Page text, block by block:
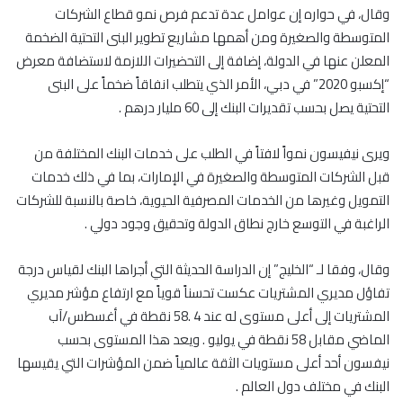
وقال، في حواره إن عوامل عدة تدعم فرص نمو قطاع الشركات
المتوسطة والصغيرة ومن أهمها مشاريع تطوير البنى التحتية الضخمة
المعلن عنها في الدولة، إضافة إلى التحضيرات اللازمة لاستضافة معرض
“إكسبو 2020” في دبي، الأمر الذي يتطلب انفاقاً ضخماً على البنى
التحتية يصل بحسب تقديرات البنك إلى 60 مليار درهم .
ويرى نيفيسون نمواً لافتاً في الطلب على خدمات البنك المختلفة من
قبل الشركات المتوسطة والصغيرة في الإمارات، بما في ذلك خدمات
التمويل وغيرها من الخدمات المصرفية الحيوية، خاصة بالنسبة للشركات
الراغبة في التوسع خارج نطاق الدولة وتحقيق وجود دولي .
وقال، وفقا لـ “الخليج” إن الدراسة الحديثة التي أجراها البنك لقياس درجة
تفاؤل مديري المشتريات عكست تحسناً قوياً مع ارتفاع مؤشر مديري
المشتريات إلى أعلى مستوى له عند 4 .58 نقطة في أغسطس/آب
الماضي مقابل 58 نقطة في يوليو . ويعد هذا المستوى بحسب
نيفسون أحد أعلى مستويات الثقة عالمياً ضمن المؤشرات التي يقيسها
البنك في مختلف دول العالم .